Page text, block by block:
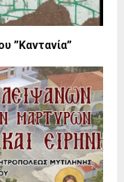
”Καντανία”